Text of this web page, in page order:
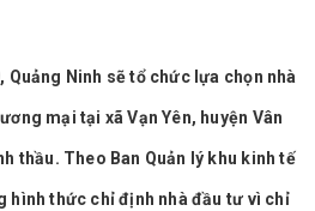
Quảng Ninh sẽ tổ chức lựa chọn nhà
mại tại xã Vạn Yên, huyện Vân
thầu. Theo Ban Quản lý khu kinh tế
hình thức chỉ định nhà đầu tư vì chỉ